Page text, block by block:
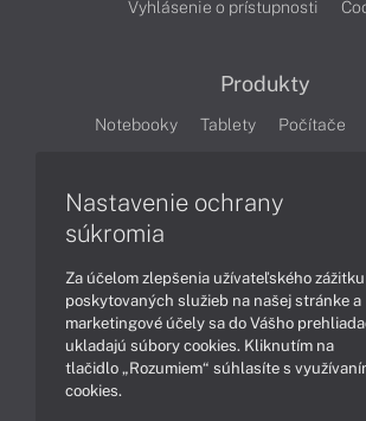
Vyhlásenie o prístupnosti
Produkty
Notebooky Tablety Počítače
Články
Obchodné informácie
Technológie
Videá
Obsah
Ako nakupovať Možnosti
Nastavenie ochrany
súkromia
Za účelom zlepšenia užívateľského
poskytovaných služieb na našej stránke a
marketingové účely sa do Vášho
ukladajú súbory cookies. Kliknutím na
tlačidlo „Rozumiem“ súhlasíte s
cookies.